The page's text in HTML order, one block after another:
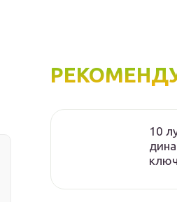
10